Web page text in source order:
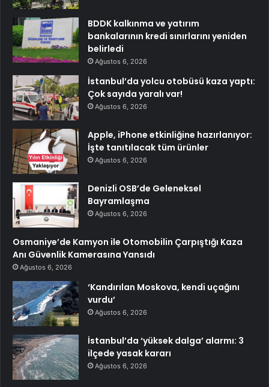
BDDK kalkınma ve yatırım
bankalarının kredi sınırlarını yeniden
belirledi
Ağustos 6, 2026
İstanbul’da yolcu otobüsü kaza yaptı:
Çok sayıda yaralı var!
Ağustos 6, 2026
Apple, iPhone etkinliğine hazırlanıyor:
İşte tanıtılacak tüm ürünler
Ağustos 6, 2026
Denizli OSB’de Geleneksel
Bayramlaşma
Ağustos 6, 2026
Osmaniye’de Kamyon ile Otomobilin Çarpıştığı Kaza
Anı Güvenlik Kamerasına Yansıdı
Ağustos 6, 2026
‘Kandırılan Moskova, kendi uçağını
vurdu’
Ağustos 6, 2026
İstanbul’da ‘yüksek dalga’ alarmı: 3
ilçede yasak kararı
Ağustos 6, 2026